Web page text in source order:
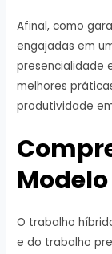
Afinal, como
engajadas em
presencialidade
melhores
produtividade
O trabalho
e do trabalho